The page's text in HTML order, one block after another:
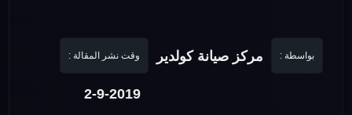
بواسطة : مركز صيانة كولدير وقت نشر المقالة :
2-9-2019